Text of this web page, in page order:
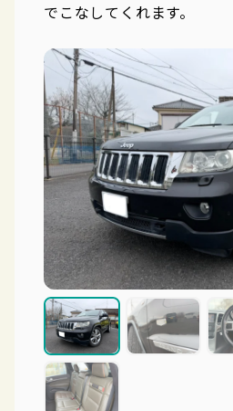
でこなしてくれます。